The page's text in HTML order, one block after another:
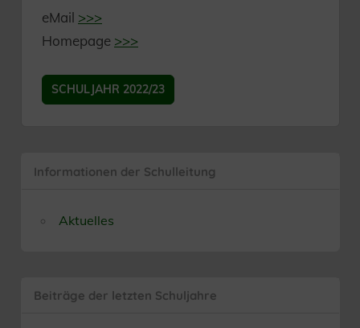
eMail >>>
Homepage >>>
SCHULJAHR 2022/23
Informationen der Schulleitung
Aktuelles
Beiträge der letzten Schuljahre